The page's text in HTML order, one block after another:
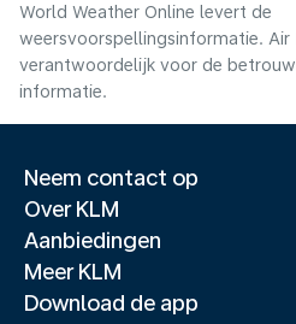
World Weather Online levert de
weersvoorspellingsinformatie. Air
verantwoordelijk voor de
informatie.
Neem contact op
Over KLM
Aanbiedingen
Meer KLM
Download de app